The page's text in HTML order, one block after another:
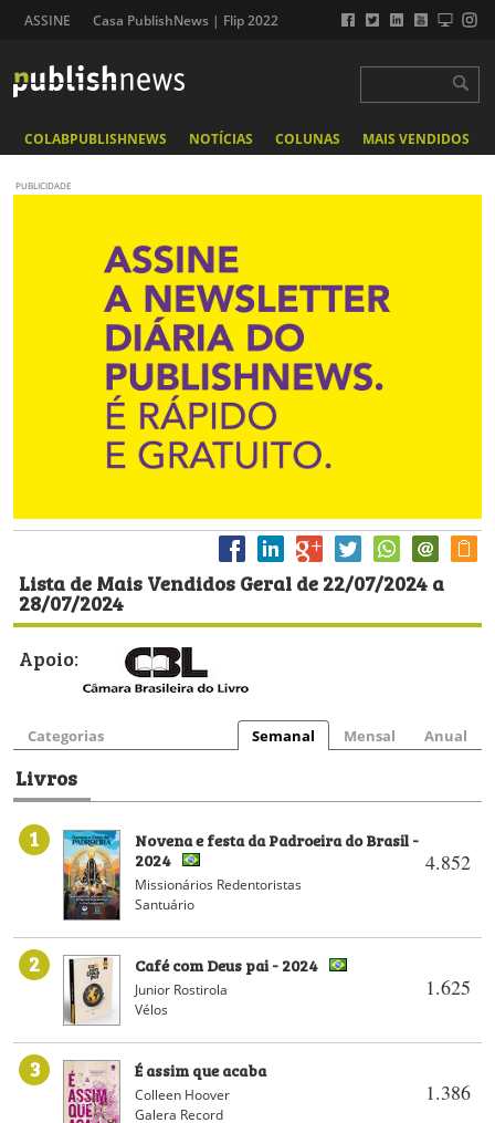
ASSINE Casa PublishNews | Flip 2022
COLABPUBLISHNEWS NOTÍCIAS COLUNAS MAIS VENDIDOS
PUBLICIDADE
Lista de Mais Vendidos Geral de 22/07/2024 a
28/07/2024
Apoio:
Categorias Semanal Mensal Anual
Livros
1
4.852
Novena e festa da Padroeira do Brasil -
2024
Missionários Redentoristas
Santuário
2
1.625
Café com Deus pai - 2024
Junior Rostirola
Vélos
3
1.386
É assim que acaba
Colleen Hoover
Galera Record